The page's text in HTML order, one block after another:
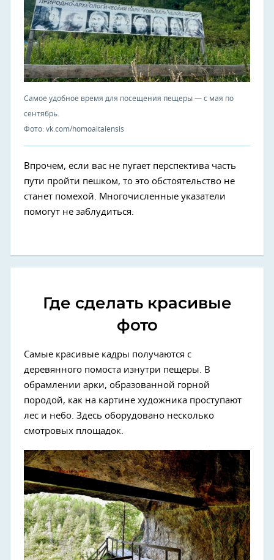
Самое удобное время для посещения пещеры — с мая по
сентябрь.
Фото: vk.com/homoaltaiensis
Впрочем, если вас не пугает перспектива часть
пути пройти пешком, то это обстоятельство не
станет помехой. Многочисленные указатели
помогут не заблудиться.
Где сделать красивые
фото
Самые красивые кадры получаются с
деревянного помоста изнутри пещеры. В
обрамлении арки, образованной горной
породой, как на картине художника проступают
лес и небо. Здесь оборудовано несколько
смотровых площадок.